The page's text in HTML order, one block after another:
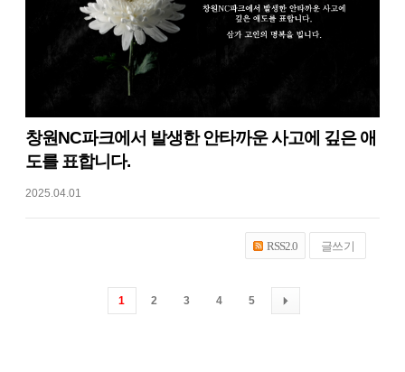
창원NC파크에서 발생한 안타까운 사고에 깊은 애
도를 표합니다.
2025.04.01
RSS2.0 글쓰기
1 2 3 4 5